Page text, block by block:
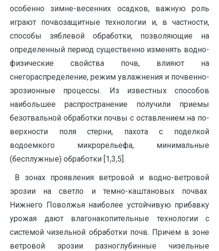
особенно зимне-весенних осадков, важную роль
играют почвозащитные технологии и, в частности,
способы зяблевой обработки, позволяющие на
опреде­ленный период существенно изменять водно-
физические свойства почв, влияют на
снегораспределение, режим увлажнения и почвенно-
эрозионные процессы. Из известных способов
наибольшее распространение получили приемы
безотвальной обработки почвы с оставлением на по­
верхности поля стерни, пахота с поделкой
водоемкого микрорельефа, минимальные
(бесплужные) обработки [1,3,5].
В зонах проявления ветровой и водно-ветровой
эрозии на светло и тем­но-каштановых почвах
Нижнего Поволжья наиболее устойчивую прибавку
урожая дают влагонакопительные технологии с
системой чизельной об­работки почв. Причем в зоне
ветровой эрозии разноглубинные чизельные